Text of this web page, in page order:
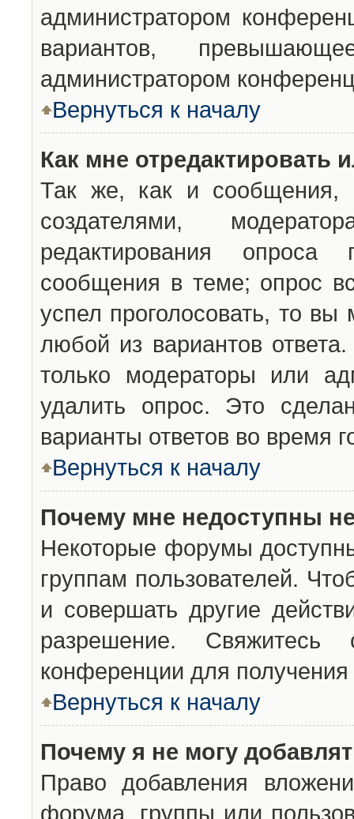
администратором
вариантов,
администратором
Вернуться к началу
Как мне отредактировать
Так же, как и сообщения,
создателями,
редактирования опроса
сообщения в теме; опрос
успел проголосовать, то вы
любой из вариантов
только модераторы или
удалить опрос. Это
варианты ответов во время
Вернуться к началу
Почему мне недоступны
Некоторые форумы
группам пользователей.
и совершать другие
разрешение. Свяжитесь
конференции для получения
Вернуться к началу
Почему я не могу
Право добавления
форума, группы или